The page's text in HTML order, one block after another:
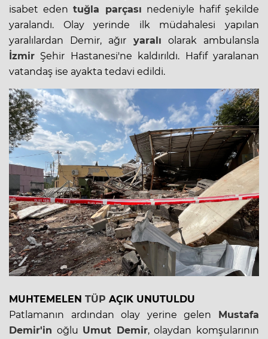
isabet edentuğla parçası nedeniyle hafif şekilde
yaralandı. Olay yerinde ilk müdahalesi yapılan
yaralılardan Demir, ağır yaralı olarak ambulansla
İzmir Şehir Hastanesi'ne kaldırıldı. Hafif yaralanan
vatandaş ise ayakta tedavi edildi.
MUHTEMELEN TÜP AÇIK UNUTULDU
Patlamanın ardından olay yerine gelen Mustafa
Demir'in oğlu Umut Demir, olaydan komşularının